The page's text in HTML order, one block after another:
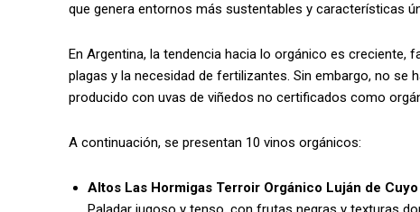
que genera entornos más sustentables y características
En Argentina, la tendencia hacia lo orgánico es creciente,
plagas y la necesidad de fertilizantes. Sin embargo, no
producido con uvas de viñedos no certificados como
A continuación, se presentan 10 vinos orgánicos:
Altos Las Hormigas Terroir Orgánico Luján de